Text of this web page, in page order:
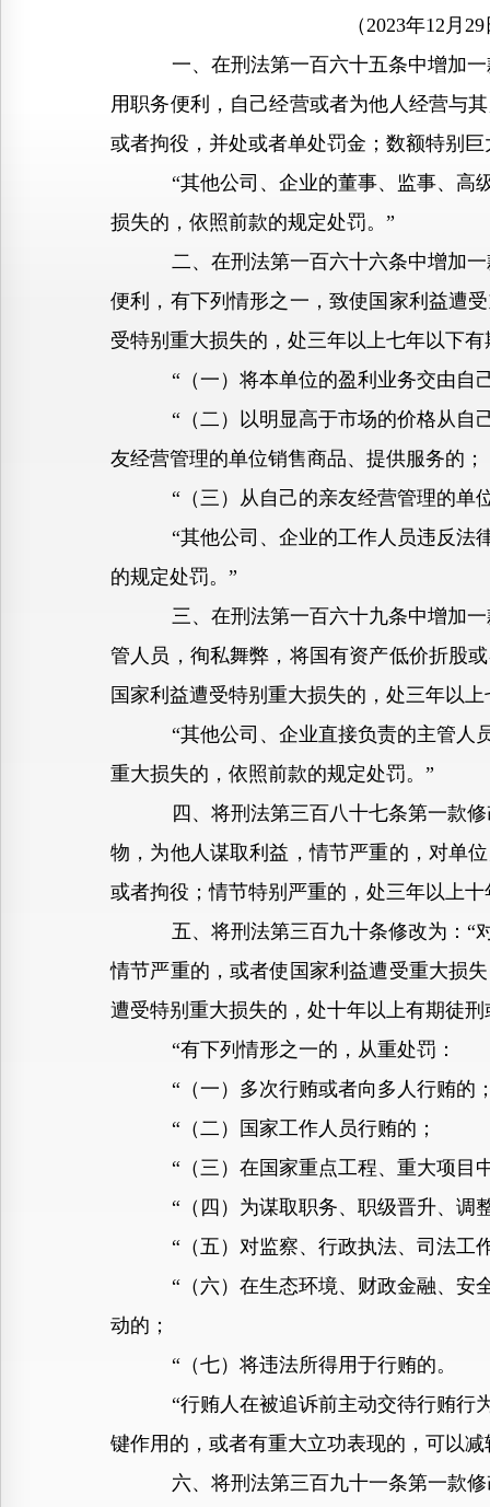
（2023年12月
一、在刑法第一百六十五条中增加一款
用职务便利，自己经营或者为他人经营与
或者拘役，并处或者单处罚金；数额特别
“其他公司、企业的董事、监事、高级
损失的，依照前款的规定处罚。”
二、在刑法第一百六十六条中增加一款
便利，有下列情形之一，致使国家利益遭
受特别重大损失的，处三年以上七年以下
“（一）将本单位的盈利业务交由自己
“（二）以明显高于市场的价格从自己
友经营管理的单位销售商品、提供服务的；
“（三）从自己的亲友经营管理的单位
“其他公司、企业的工作人员违反法律
的规定处罚。”
三、在刑法第一百六十九条中增加一款
管人员，徇私舞弊，将国有资产低价折股
国家利益遭受特别重大损失的，处三年以
“其他公司、企业直接负责的主管人员
重大损失的，依照前款的规定处罚。”
四、将刑法第三百八十七条第一款修改
物，为他人谋取利益，情节严重的，对单
或者拘役；情节特别严重的，处三年以上
五、将刑法第三百九十条修改为：“对
情节严重的，或者使国家利益遭受重大损
遭受特别重大损失的，处十年以上有期徒
“有下列情形之一的，从重处罚：
“（一）多次行贿或者向多人行贿的
“（二）国家工作人员行贿的；
“（三）在国家重点工程、重大项目
“（四）为谋取职务、职级晋升、调
“（五）对监察、行政执法、司法工作
“（六）在生态环境、财政金融、安全
动的；
“（七）将违法所得用于行贿的。
“行贿人在被追诉前主动交待行贿行为
键作用的，或者有重大立功表现的，可以
六、将刑法第三百九十一条第一款修改